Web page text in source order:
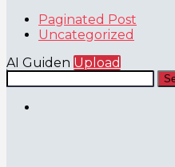
Paginated Post
Uncategorized
AI Guiden Upload